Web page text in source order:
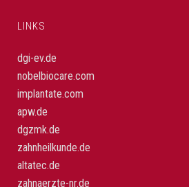
LINKS
dgi-ev.de
nobelbiocare.com
implantate.com
apw.de
dgzmk.de
zahnheilkunde.de
altatec.de
zahnaerzte-nr.de